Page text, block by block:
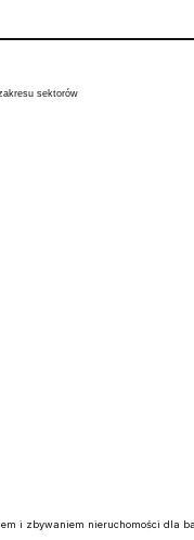
sektorów
i zbywaniem nieruchomości dla